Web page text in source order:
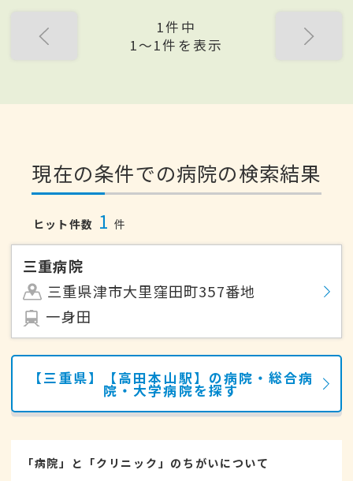
1件中
1〜1件を表示
現在の条件での病院の検索結果
ヒット件数 1 件
三重病院
三重県津市大里窪田町357番地
一身田
【三重県】【高田本山駅】の病院・総合病
院・大学病院を探す
「病院」と「クリニック」のちがいについて